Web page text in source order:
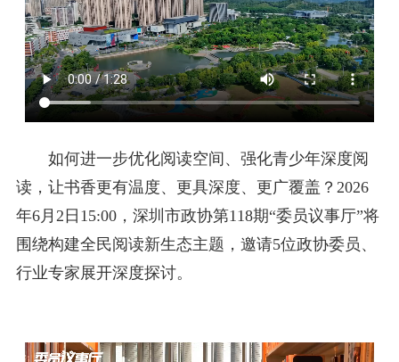
如何进一步优化阅读空间、强化青少年深度阅
读，让书香更有温度、更具深度、更广覆盖？2026
年6月2日15:00，深圳市政协第118期“委员议事厅”将
围绕构建全民阅读新生态主题，邀请5位政协委员、
行业专家展开深度探讨。